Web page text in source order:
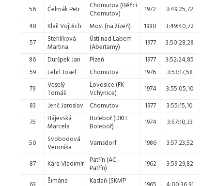
56 Čelmák Petr
Chomutov (Běžci
Chomutov)
1972 3:49:25,72
48
Klail Vojtěch Most (na žízeň) 1980 3:49:40,72
57
Stehlíková
Martina
Ústí nad Labem
(Abertamy)
1977 3:50:28,28
86
Duršpek Jan Plzeň 1977 3:52:24,85
59
Lehrl Josef Chomutov 1976 3:53:17,58
79
Veselý
Tomáš
Lovosice (FK
Vchynice)
1974 3:55:05,10
83
Jenč Jaroslav Chomutov 1977 3:55:15,10
75
Hájevská
Marcela
Boleboř (DKH
Boleboř)
1974 3:57:10,33
50
Svobodová
Veronika
Varnsdorf 1986 3:57:23,52
87 Kára Vladimír Patřín (AC -
Patřín)
1962 3:59:29,82
Šimána
Kadaň (SKMP